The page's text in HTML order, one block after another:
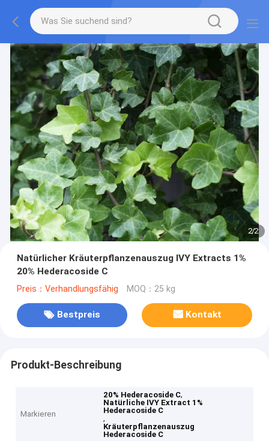
2/2
Natürlicher Kräuterpflanzenauszug IVY Extracts 1%
20% Hederacoside C
Preis：Verhandlungsfähig MOQ：25 kg
Bestpreis Kontakt
Produkt-Beschreibung
Markieren
20% Hederacoside C,
Natürliche IVY Extract 1%
Hederacoside C
,
Kräuterpflanzenauszug
Hederacoside C